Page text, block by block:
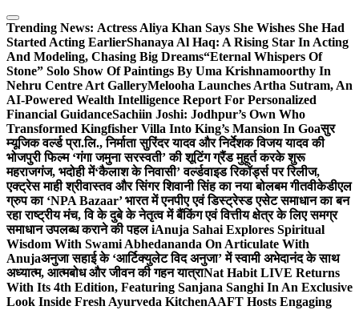
Skip
to
content
Trending News: Actress Aliya Khan Says She Wishes She Had
Started Acting EarlierShanaya Al Haq: A Rising Star In Acting
And Modeling, Chasing Big Dreams“Eternal Whispers Of
Stone” Solo Show Of Paintings By Uma Krishnamoorthy In
Nehru Centre Art GalleryMelooha Launches Artha Sutram, An
AI-Powered Wealth Intelligence Report For Personalized
Financial GuidanceSachiin Joshi: Jodhpur’s Own Who
Transformed Kingfisher Villa Into King’s Mansion In Goaसुर
म्यूजिक वर्ल्ड प्रा.लि., निर्माता सुरिंदर यादव और निर्देशक विजय यादव की
भोजपुरी फिल्म ‘गंगा जमुना सरस्वती’ की शूटिंग ग्रैंड मुहूर्त करके शुरू
महराजगंज, भदोही में‘कैलाश के निवासी’ वर्ल्डवाइड रिकॉर्ड्स पर रिलीज,
एक्ट्रेस माही श्रीवास्तव और सिंगर शिवानी सिंह का नया बोलबम गीतवीकेडीएल
ग्रुप का ‘NPA Bazaar’ भारत में एनपीए एवं डिस्ट्रेस्ड एसेट समाधान का बन
रहा राष्ट्रीय मंच, वि के दुबे के नेतृत्व में बैंकिंग एवं वित्तीय क्षेत्र के लिए समग्र
समाधान उपलब्ध कराने की पहल iAnuja Sahai Explores Spiritual
Wisdom With Swami Abhedananda On Articulate With
Anujaअनुजा सहाई के ‘आर्टिक्युलेट विद अनुजा’ में स्वामी अभेदानंद के साथ
अध्यात्म, आत्मबोध और जीवन की गहन यात्राNat Habit LIVE Returns
With Its 4th Edition, Featuring Sanjana Sanghi In An Exclusive
Look Inside Fresh Ayurveda KitchenAAFT Hosts Engaging